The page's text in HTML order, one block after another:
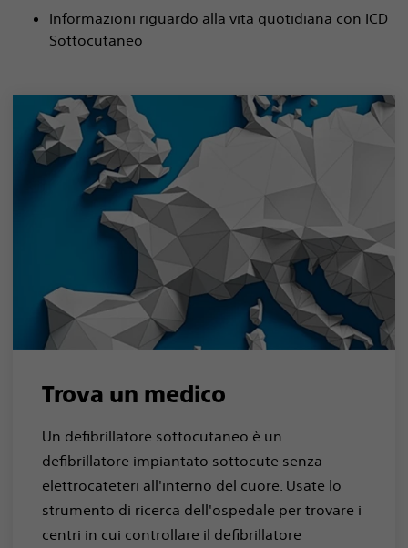
Informazioni riguardo alla vita quotidiana con ICD
Sottocutaneo
Trova un medico
Un defibrillatore sottocutaneo è un
defibrillatore impiantato sottocute senza
elettrocateteri all'interno del cuore. Usate lo
strumento di ricerca dell'ospedale per trovare i
centri in cui controllare il defibrillatore